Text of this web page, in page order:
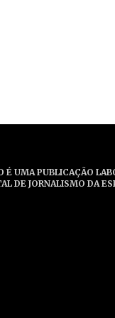
É UMA PUBLICAÇÃO
DE JORNALISMO DA